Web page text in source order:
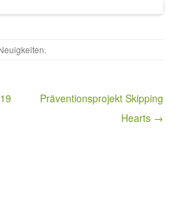
.
Präventionsprojekt Skipping
Hearts →